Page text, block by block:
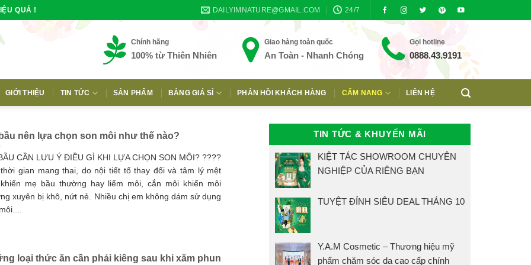
QUẢ ! DAILYIMNATURE@GMAIL.COM 24/7
Chính hãng
100% từ Thiên Nhiên
Giao hàng toàn quốc
An Toàn - Nhanh Chóng
Gọi hotline
0888.43.9191
GIỚI THIỆU TIN TỨC SẢN PHẨM BẢNG GIÁ SỈ PHẢN HỒI KHÁCH HÀNG CẨM NANG LIÊN HỆ
nên lựa chọn son môi như thế nào?
CẦN LƯU Ý ĐIỀU GÌ KHI LỰA CHỌN SON MÔI? ????
gian mang thai, do nội tiết tố thay đổi và tâm lý mệt
mẹ bầu thường hay liếm môi, cắn môi khiến môi
xuyên bị khô, nứt nẻ. Nhiều chị em không dám sử dụng
loại thức ăn cần phải kiêng sau khi xăm phun
TIN TỨC & KHUYẾN MÃI
KIỆT TÁC SHOWROOM CHUYÊN
NGHIỆP CỦA RIÊNG BẠN
TUYỆT ĐỈNH SIÊU DEAL THÁNG 10
Y.A.M Cosmetic – Thương hiệu mỹ
phẩm chăm sóc da cao cấp chính